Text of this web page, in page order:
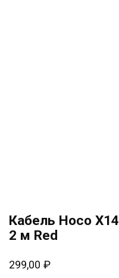
Кабель Hoco
2 м Red
299,00 ₽